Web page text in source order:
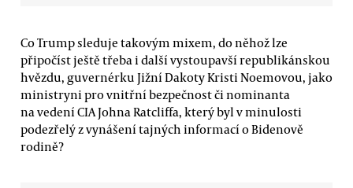
Co Trump sleduje takovým mixem, do něhož lze
připočíst ještě třeba i další vystoupavší republikánskou
hvězdu, guvernérku Jižní Dakoty Kristi Noemovou, jako
ministryni pro vnitřní bezpečnost či nominanta
na vedení CIA Johna Ratcliffa, který byl v minulosti
podezřelý z vynášení tajných informací o Bidenově
rodině?